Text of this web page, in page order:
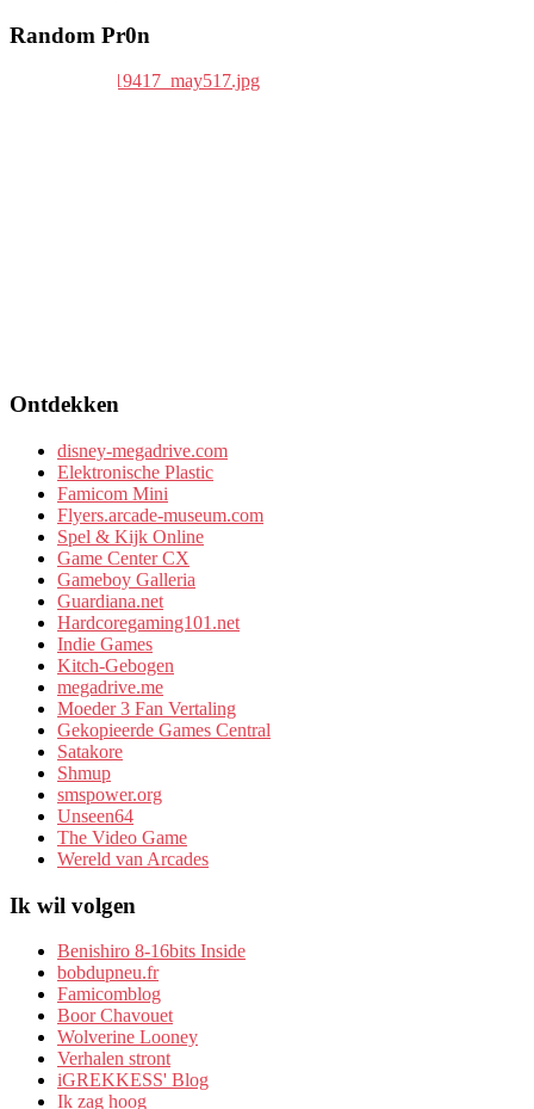
Random Pr0n
Ontdekken
disney-megadrive.com
Elektronische Plastic
Famicom Mini
Flyers.arcade-museum.com
Spel & Kijk Online
Game Center CX
Gameboy Galleria
Guardiana.net
Hardcoregaming101.net
Indie Games
Kitch-Gebogen
megadrive.me
Moeder 3 Fan Vertaling
Gekopieerde Games Central
Satakore
Shmup
smspower.org
Unseen64
The Video Game
Wereld van Arcades
Ik wil volgen
Benishiro 8-16bits Inside
bobdupneu.fr
Famicomblog
Boor Chavouet
Wolverine Looney
Verhalen stront
iGREKKESS' Blog
Ik zag hoog